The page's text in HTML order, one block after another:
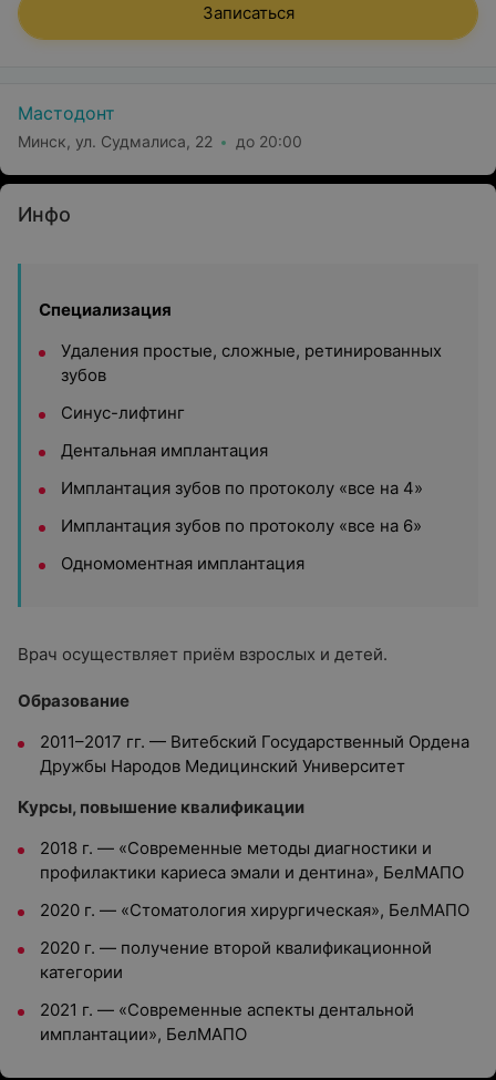
Записаться
Мастодонт
Минск, ул. Судмалиса, 22 до 20:00
Инфо
Специализация
Удаления простые, сложные, ретинированных
зубов
Синус-лифтинг
Дентальная имплантация
Имплантация зубов по протоколу «все на 4»
Имплантация зубов по протоколу «все на 6»
Одномоментная имплантация
Врач осуществляет приём взрослых и детей.
Образование
2011–2017 гг. — Витебский Государственный Ордена
Дружбы Народов Медицинский Университет
Курсы, повышение квалификации
2018 г. — «Современные методы диагностики и
профилактики кариеса эмали и дентина», БелМАПО
2020 г. — «Стоматология хирургическая», БелМАПО
2020 г. — получение второй квалификационной
категории
2021 г. — «Современные аспекты дентальной
имплантации», БелМАПО